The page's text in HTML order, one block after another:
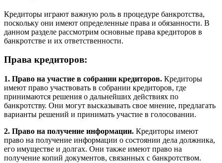
Кредиторы играют важную роль в процедуре банкротства,
поскольку они имеют определенные права и обязанности. В
данном разделе рассмотрим основные права кредиторов в
банкротстве и их ответственности.
Права кредиторов:
1. Право на участие в собрании кредиторов. Кредиторы
имеют право участвовать в собрании кредиторов, где
принимаются решения о дальнейших действиях по
банкротству. Они могут высказывать свое мнение, предлагать
варианты решений и принимать участие в голосовании.
2. Право на получение информации. Кредиторы имеют
право на получение информации о состоянии дела должника,
его имуществе и долгах. Они также имеют право на
получение копий документов, связанных с банкротством.